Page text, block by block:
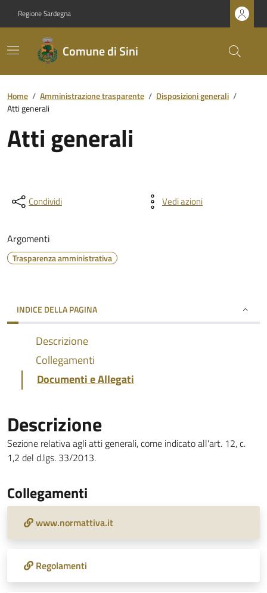
Regione Sardegna
Comune di Sini
Home / Amministrazione trasparente / Disposizioni generali /
Atti generali
Atti generali
Condividi Vedi azioni
Argomenti
Trasparenza amministrativa
INDICE DELLA PAGINA
Descrizione
Collegamenti
Documenti e Allegati
Descrizione
Sezione relativa agli atti generali, come indicato all'art. 12, c.
1,2 del d.lgs. 33/2013.
Collegamenti
www.normattiva.it
Regolamenti